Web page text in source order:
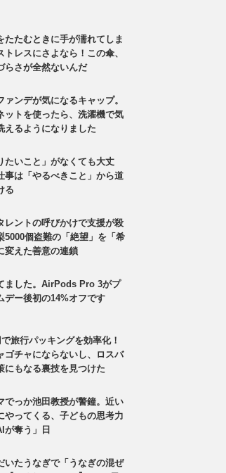
たたむときに手が濡れてしま
トレスにさよなら！この傘、
らさが全然ないんだ
ァンデが気になるキャップ。
ットを使ったら、洗濯機で気
えるようになりました
たいこと」がなくても大丈
事は「やるべきこと」から道
る
レントの呼びかけで支援が殺
5000個盗難の「絶望」を「希
変えた善意の連鎖
ました。AirPods Pro 3がプ
デー後初の14%オフです
旅行パッキングを効率化！
ゴチャにならないし、ロスバ
にもなる裏技を見つけた
でっか池田教授が警鐘。近い
やってくる、子どもの思考力
が奪う」日
いたうなぎで「うなぎの混ぜ